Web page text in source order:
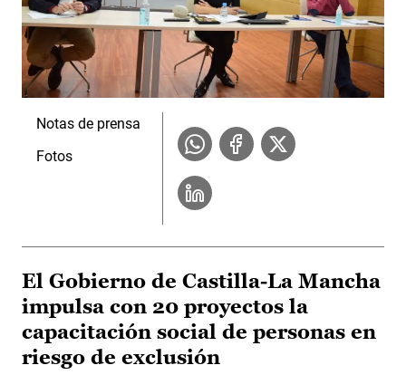
Notas de prensa
Fotos
El Gobierno de Castilla-La Mancha
impulsa con 20 proyectos la
capacitación social de personas en
riesgo de exclusión